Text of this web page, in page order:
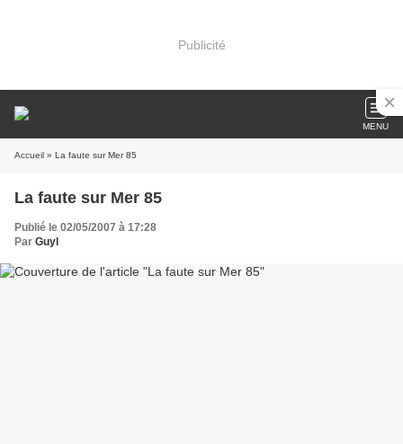
Publicité
MENU
Accueil » La faute sur Mer 85
La faute sur Mer 85
Publié le 02/05/2007 à 17:28
Par Guyl